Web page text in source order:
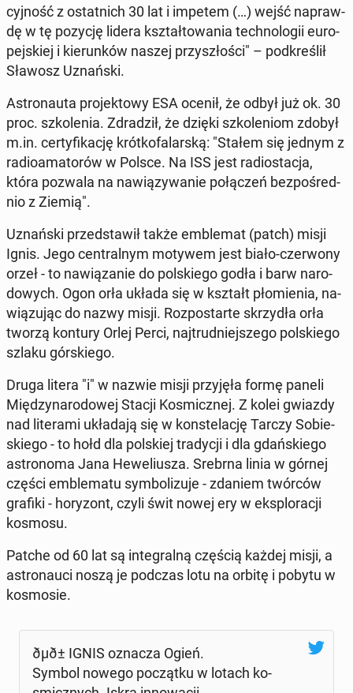
cyj­ność z ostat­nich 30 lat i impetem (…) wejść na­praw­
dę w tę pozycję lidera kształ­to­wa­nia tech­no­lo­gii eu­ro­
pej­skiej i kie­run­ków naszej przy­szło­ści" – pod­kre­ślił
Sławosz Uznań­ski.
Astro­nau­ta pro­jek­to­wy ESA ocenił, że odbył już ok. 30
proc. szko­le­nia. Zdra­dził, że dzięki szko­le­niom zdobył
m.in. cer­ty­fi­ka­cję krót­ko­fa­lar­ską: "Stałem się jednym z
ra­dio­ama­to­rów w Polsce. Na ISS jest ra­dio­sta­cja,
która pozwala na na­wią­zy­wa­nie po­łą­czeń bez­po­śred­
nio z Ziemią".
Uznań­ski przed­sta­wił także em­ble­mat (patch) misji
Ignis. Jego cen­tral­nym motywem jest biało-czer­wo­ny
orzeł - to na­wią­za­nie do pol­skie­go godła i barw na­ro­
do­wych. Ogon orła układa się w kształt pło­mie­nia, na­
wią­zu­jąc do nazwy misji. Roz­po­star­te skrzy­dła orła
tworzą kontury Orlej Perci, naj­trud­niej­sze­go pol­skie­go
szlaku gór­skie­go.
Druga litera "i" w nazwie misji przy­ję­ła formę paneli
Mię­dzy­na­ro­do­wej Stacji Ko­smicz­nej. Z kolei gwiazdy
nad li­te­ra­mi ukła­da­ją się w kon­ste­la­cję Tarczy So­bie­
skie­go - to hołd dla pol­skiej tra­dy­cji i dla gdań­skie­go
astro­no­ma Jana He­we­liu­sza. Srebrna linia w górnej
części em­ble­ma­tu sym­bo­li­zu­je - zdaniem twórców
grafiki - ho­ry­zont, czyli świt nowej ery w eks­plo­ra­cji
kosmosu.
Patche od 60 lat są in­te­gral­ną częścią każdej misji, a
astro­nau­ci noszą je podczas lotu na orbitę i pobytu w
ko­smo­sie.
ðµð± IGNIS oznacza Ogień.
Symbol nowego po­cząt­ku w lotach ko­